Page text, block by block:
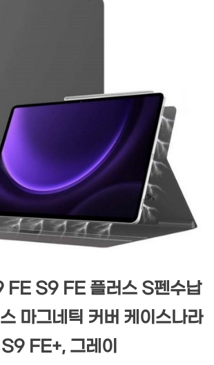
FE S9 FE 플러스 S펜수납
마그네틱 커버 케이스나라
S9 FE+, 그레이